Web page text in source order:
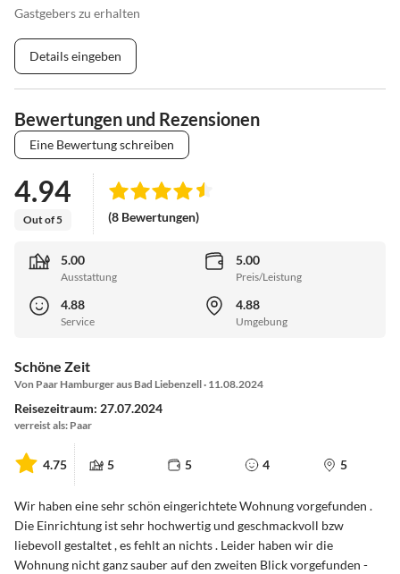
Gastgebers zu erhalten
Details eingeben
Bewertungen und Rezensionen
Eine Bewertung schreiben
4.94
Out of 5 (8 Bewertungen)
5.00
Ausstattung
5.00
Preis/Leistung
4.88
Service
4.88
Umgebung
Schöne Zeit
Von Paar Hamburger aus Bad Liebenzell · 11.08.2024
Reisezeitraum: 27.07.2024
verreist als: Paar
4.75 5 5 4 5
Wir haben eine sehr schön eingerichtete Wohnung vorgefunden .
Die Einrichtung ist sehr hochwertig und geschmackvoll bzw
liebevoll gestaltet , es fehlt an nichts . Leider haben wir die
Wohnung nicht ganz sauber auf den zweiten Blick vorgefunden -